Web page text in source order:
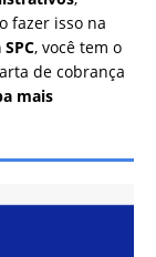
fazer isso na
, você tem o
de cobrança
mais